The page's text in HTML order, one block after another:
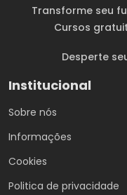
Transforme seu
Cursos
Desperte
Institucional
Sobre nós
Informações
Cookies
Politica de privacidade